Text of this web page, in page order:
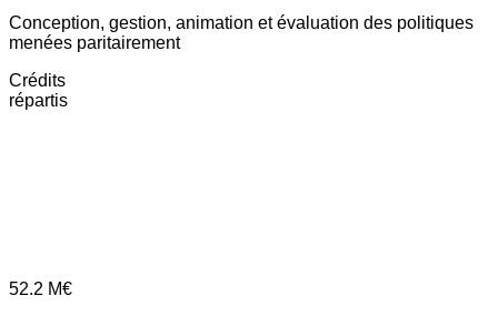
Conception, gestion, animation et évaluation des politiques
menées paritairement
Crédits
répartis
52.2 M€